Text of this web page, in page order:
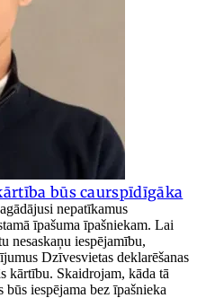
būs caurspīdīgāka
nepatīkamus
īpašuma īpašniekam. Lai
nesaskaņu iespējamību,
Dzīvesvietas deklarēšanas
kārtību. Skaidrojam, kāda tā
iespējama bez īpašnieka